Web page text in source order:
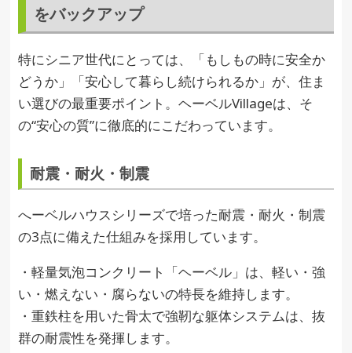
をバックアップ
特にシニア世代にとっては、「もしもの時に安全か
どうか」「安心して暮らし続けられるか」が、住ま
い選びの最重要ポイント。ヘーベルVillageは、そ
の“安心の質”に徹底的にこだわっています。
耐震・耐火・制震
へーベルハウスシリーズで培った耐震・耐火・制震
の3点に備えた仕組みを採用しています。
・軽量気泡コンクリート「ヘーベル」は、軽い・強
い・燃えない・腐らないの特長を維持します。
・重鉄柱を用いた骨太で強靭な躯体システムは、抜
群の耐震性を発揮します。